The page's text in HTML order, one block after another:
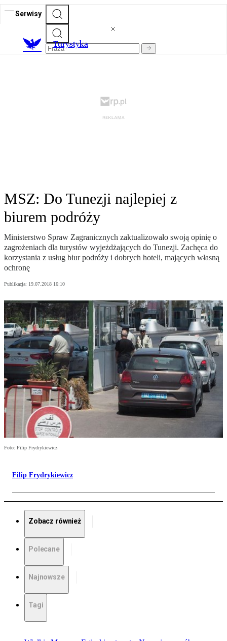
Serwisy
Turystyka
MSZ: Do Tunezji najlepiej z
biurem podróży
Ministerstwo Spraw Zagranicznych zaktualizowało swoją opinię o
zagrożeniach dla turystów wyjeżdżających do Tunezji. Zachęca do
korzystania z usług biur podróży i dobrych hoteli, mających własną
ochronę
Publikacja: 19.07.2018 16:10
Foto: Filip Frydrykiewicz
Filip Frydrykiewicz
Zobacz również
Polecane
Najnowsze
Tagi